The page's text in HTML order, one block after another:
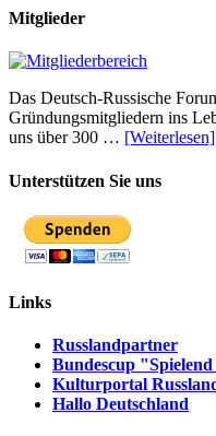
Mitglieder
Das Deutsch-Russische
Gründungsmitgliedern ins
uns über 300 … [Weiterlesen]
Unterstützen Sie uns
Links
Russlandpartner
Bundescup
Kulturportal
Hallo Deutschland